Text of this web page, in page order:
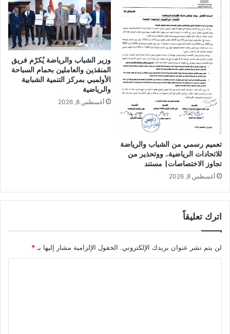
تعميم رسمي من الشباب والرياضة
للاتحادات الرياضية.. ووتحذير من
تجاوز الاختصاصات| مستند
أغسطس 8, 2026
وزير الشباب والرياضة يُكرّم فريق
المنقذين والعاملين بحمام السباحة
الأولمبي بمركز التنمية الشبابية
والرياضية
أغسطس 8, 2026
اترك تعليقاً
لن يتم نشر عنوان بريدك الإلكتروني. الحقول الإلزامية مشار إليها بـ *